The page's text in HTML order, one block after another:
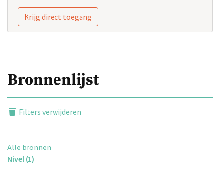
Krijg direct toegang
Bronnenlijst
Filters verwijderen
Alle bronnen
Nivel (1)